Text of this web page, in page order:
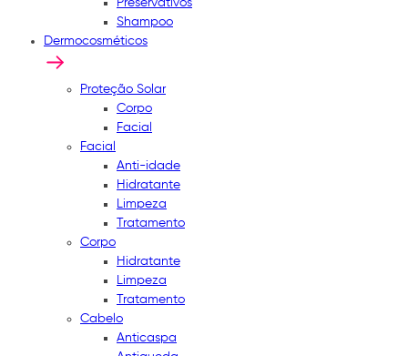
Preservativos
Shampoo
Dermocosméticos
Proteção Solar
Corpo
Facial
Facial
Anti-idade
Hidratante
Limpeza
Tratamento
Corpo
Hidratante
Limpeza
Tratamento
Cabelo
Anticaspa